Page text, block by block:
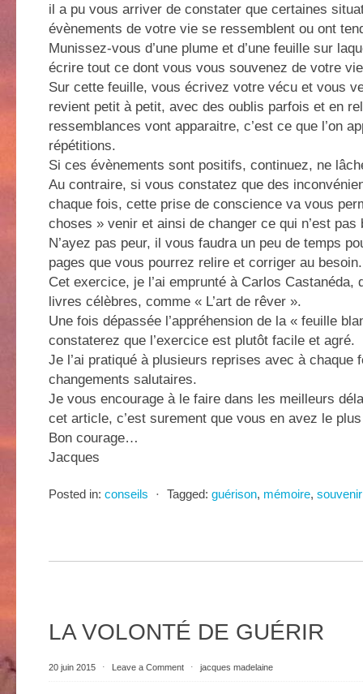
il a pu vous arriver de constater que certaines
évènements de votre vie se ressemblent ou ont
Munissez-vous d’une plume et d’une feuille sur
écrire tout ce dont vous vous souvenez de votre
Sur cette feuille, vous écrivez votre vécu et vous
revient petit à petit, avec des oublis parfois et en
ressemblances vont apparaitre, c’est ce que l’on
répétitions.
Si ces évènements sont positifs, continuez, ne
Au contraire, si vous constatez que des
chaque fois, cette prise de conscience va vous
choses » venir et ainsi de changer ce qui n’est pas
N’ayez pas peur, il vous faudra un peu de temps
pages que vous pourrez relire et corriger au besoin.
Cet exercice, je l’ai emprunté à Carlos Castanéda,
livres célèbres, comme « L’art de rêver ».
Une fois dépassée l’appréhension de la « feuille
constaterez que l’exercice est plutôt facile et agré.
Je l’ai pratiqué à plusieurs reprises avec à chaque
changements salutaires.
Je vous encourage à le faire dans les meilleurs
cet article, c’est surement que vous en avez le
Bon courage…
Jacques
Posted in: conseils ⋅ Tagged: guérison, mémoire, souvenir
LA VOLONTÉ DE GUÉRIR
20 juin 2015 ⋅ Leave a Comment ⋅ jacques madelaine